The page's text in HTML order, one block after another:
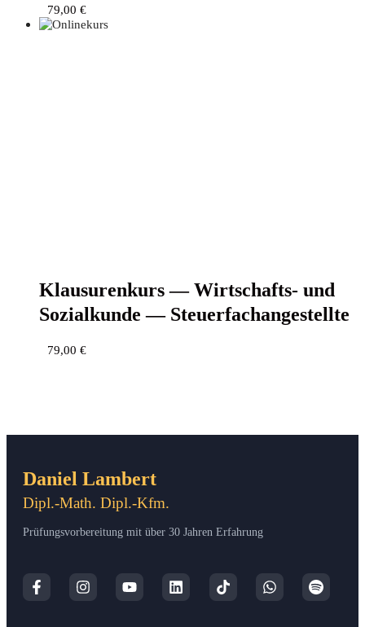
79,00 €
Klau­su­ren­kurs — Wirt­schafts- und
Sozi­al­kun­de — Steuerfachangestellte
79,00 €
Daniel Lambert
Dipl.-Math. Dipl.-Kfm.
Prüfungsvorbereitung mit über 30 Jahren Erfahrung